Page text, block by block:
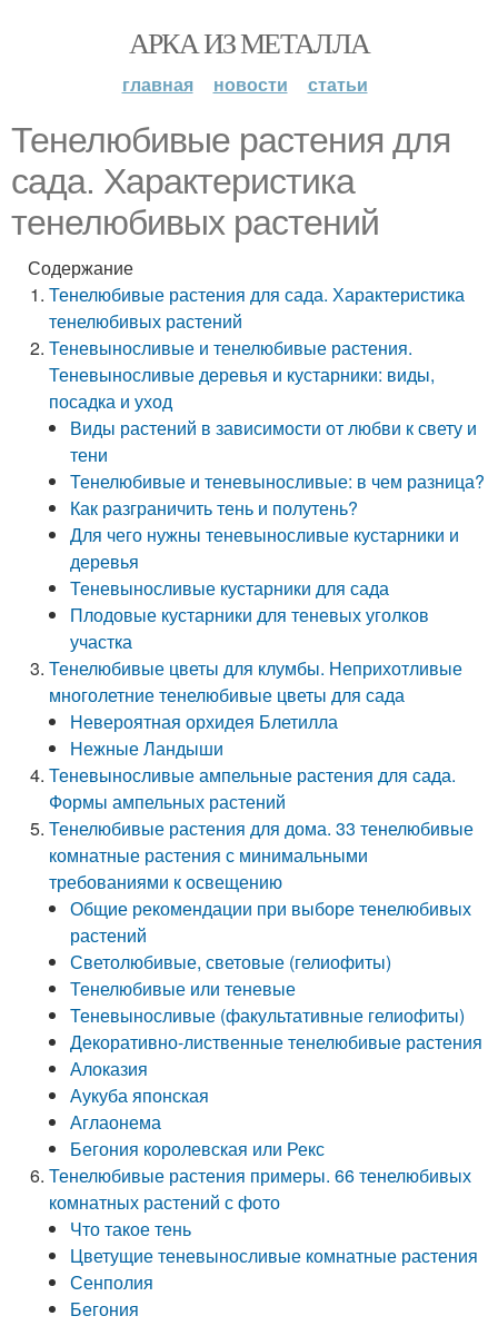
АРКА ИЗ МЕТАЛЛА
главная новости статьи
Тенелюбивые растения для
сада. Характеристика
тенелюбивых растений
Содержание
Тенелюбивые растения для сада. Характеристика
тенелюбивых растений
Теневыносливые и тенелюбивые растения.
Теневыносливые деревья и кустарники: виды,
посадка и уход
Виды растений в зависимости от любви к свету и
тени
Тенелюбивые и теневыносливые: в чем разница?
Как разграничить тень и полутень?
Для чего нужны теневыносливые кустарники и
деревья
Теневыносливые кустарники для сада
Плодовые кустарники для теневых уголков
участка
Тенелюбивые цветы для клумбы. Неприхотливые
многолетние тенелюбивые цветы для сада
Невероятная орхидея Блетилла
Нежные Ландыши
Теневыносливые ампельные растения для сада.
Формы ампельных растений
Тенелюбивые растения для дома. 33 тенелюбивые
комнатные растения с минимальными
требованиями к освещению
Общие рекомендации при выборе тенелюбивых
растений
Светолюбивые, световые (гелиофиты)
Тенелюбивые или теневые
Теневыносливые (факультативные гелиофиты)
Декоративно-лиственные тенелюбивые растения
Алоказия
Аукуба японская
Аглаонема
Бегония королевская или Рекс
Тенелюбивые растения примеры. 66 тенелюбивых
комнатных растений с фото
Что такое тень
Цветущие теневыносливые комнатные растения
Сенполия
Бегония